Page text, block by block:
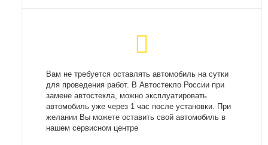
Вам не требуется оставлять автомобиль на сутки
для проведения работ. В Автостекло России при
замене автостекла, можно эксплуатировать
автомобиль уже через 1 час после установки. При
желании Вы можете оставить свой автомобиль в
нашем сервисном центре